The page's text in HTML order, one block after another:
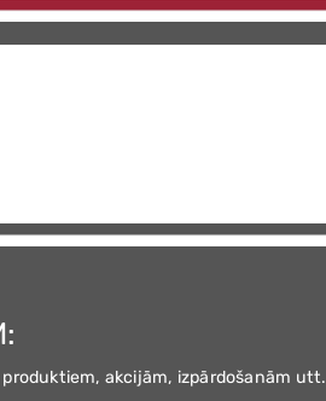
akcijām, izpārdošanām utt.